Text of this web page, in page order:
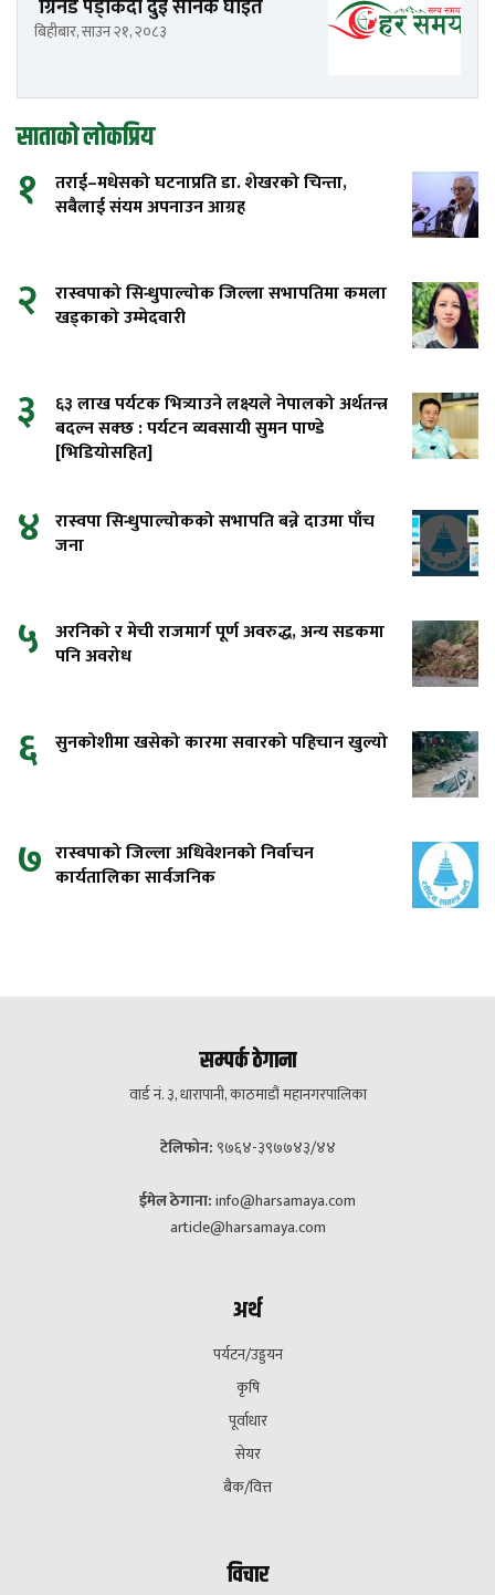
ग्रिनेड पड्किँदा दुई सैनिक घाइते
बिहीबार, साउन २१, २०८३
साताको लोकप्रिय
१
तराई–मधेसको घटनाप्रति डा. शेखरको चिन्ता,
सबैलाई संयम अपनाउन आग्रह
२
रास्वपाको सिन्धुपाल्चोक जिल्ला सभापतिमा कमला
खड्काको उम्मेदवारी
३
६३ लाख पर्यटक भित्र्याउने लक्ष्यले नेपालको अर्थतन्त्र
बदल्न सक्छ : पर्यटन व्यवसायी सुमन पाण्डे
[भिडियोसहित]
४ रास्वपा सिन्धुपाल्चोकको सभापति बन्ने दाउमा पाँच
जना
५ अरनिको र मेची राजमार्ग पूर्ण अवरुद्ध, अन्य सडकमा
पनि अवरोध
६ सुनकोशीमा खसेको कारमा सवारको पहिचान खुल्यो
७ रास्वपाको जिल्ला अधिवेशनको निर्वाचन
कार्यतालिका सार्वजनिक
सम्पर्क ठेगाना
वार्ड नं. ३, धारापानी, काठमाडौं महानगरपालिका
टेलिफोन: ९७६४-३९७७४३/४४
ईमेल ठेगाना:info@harsamaya.com
article@harsamaya.com
अर्थ
पर्यटन/उड्डयन
कृषि
पूर्वाधार
सेयर
बैक/वित्त
विचार